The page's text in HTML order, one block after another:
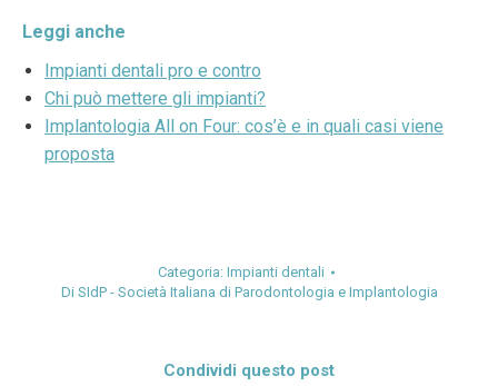
Leggi anche
Impianti dentali pro e contro
Chi può mettere gli impianti?
Implantologia All on Four: cos’è e in quali casi viene
proposta
Categoria: Impianti dentali
Di SIdP - Società Italiana di Parodontologia e Implantologia
Condividi questo post